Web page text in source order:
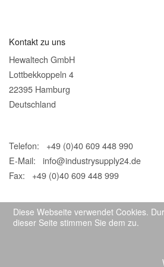
Kontakt zu uns
Hewaltech GmbH
Lottbekkoppeln 4
22395 Hamburg
Deutschland
Telefon: +49 (0)40 609 448 990
E-Mail: info@industrysupply24.de
Fax: +49 (0)40 609 448 999
Diese Webseite verwendet Cookies.
dieser Seite stimmen Sie dem zu.